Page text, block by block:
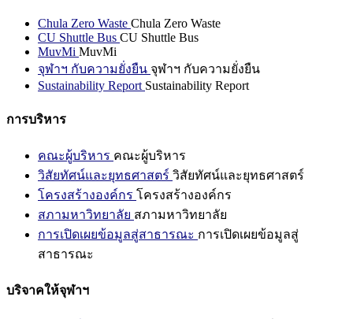
Chula Zero Waste Chula Zero Waste
CU Shuttle Bus CU Shuttle Bus
MuvMi MuvMi
จุฬาฯ กับความยั่งยืน จุฬาฯ กับความยั่งยืน
Sustainability Report Sustainability Report
การบริหาร
คณะผู้บริหาร คณะผู้บริหาร
วิสัยทัศน์และยุทธศาสตร์ วิสัยทัศน์และยุทธศาสตร์
โครงสร้างองค์กร โครงสร้างองค์กร
สภามหาวิทยาลัย สภามหาวิทยาลัย
การเปิดเผยข้อมูลสู่สาธารณะ การเปิดเผยข้อมูลสู่
สาธารณะ
บริจาคให้จุฬาฯ